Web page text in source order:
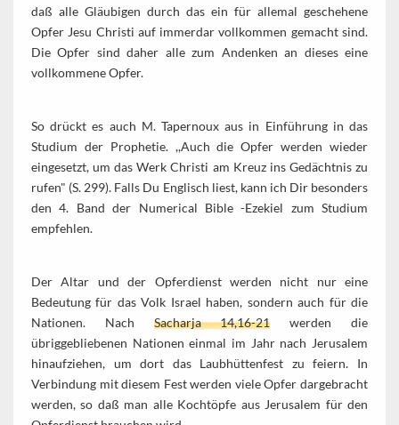
daß alle Gläubigen durch das ein für allemal geschehene
Opfer Jesu Christi auf immerdar vollkommen gemacht sind.
Die Opfer sind daher alle zum Andenken an dieses eine
vollkommene Opfer.
So drückt es auch M. Tapernoux aus in Einführung in das
Studium der Prophetie. ,,Auch die Opfer werden wieder
eingesetzt, um das Werk Christi am Kreuz ins Gedächtnis zu
rufen" (S. 299). Falls Du Englisch liest, kann ich Dir besonders
den 4. Band der Numerical Bible -Ezekiel zum Studium
empfehlen.
Der Altar und der Opferdienst werden nicht nur eine
Bedeutung für das Volk Israel haben, sondern auch für die
Nationen. Nach Sacharja 14,16-21 werden die
übriggebliebenen Nationen einmal im Jahr nach Jerusalem
hinaufziehen, um dort das Laubhüttenfest zu feiern. In
Verbindung mit diesem Fest werden viele Opfer dargebracht
werden, so daß man alle Kochtöpfe aus Jerusalem für den